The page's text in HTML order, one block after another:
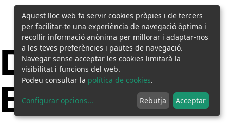
Aquest lloc web fa servir cookies pròpies i de tercers
per facilitar-te una experiència de navegació òptima i
recollir informació anònima per millorar i adaptar-nos
a les teves preferències i pautes de navegació.
Navegar sense acceptar les cookies limitarà la
visibilitat i funcions del web.
Podeu consultar la política de cookies.
Configurar opcions... Rebutja Acceptar